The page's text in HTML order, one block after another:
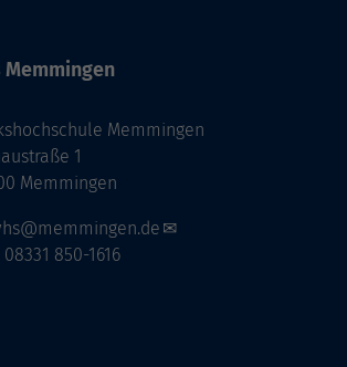
Memmingen
Memmingen
1
Memmingen
08331 850-1616